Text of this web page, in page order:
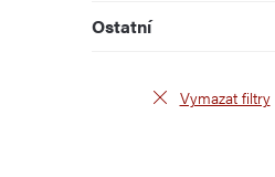
Ostatní
Vymazat filtry